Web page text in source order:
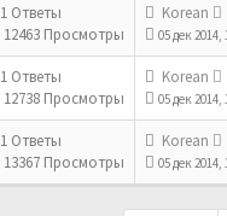
1 Ответы
12463 Просмотры
Korean
05 дек 2014,
1 Ответы
12738 Просмотры
Korean
05 дек 2014,
1 Ответы
13367 Просмотры
Korean
05 дек 2014,